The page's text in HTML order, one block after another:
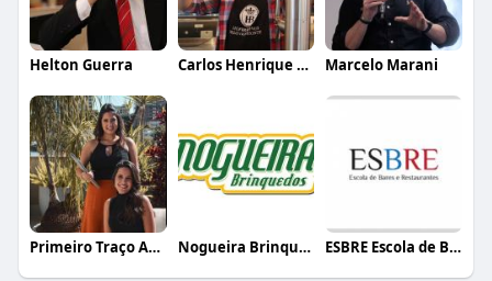
Helton Guerra Carlos Henrique de Faria Vasconcelos Marcelo Marani
Primeiro Traço Arquitetura Nogueira Brinquedos ESBRE Escola de Bares e Restaurantes